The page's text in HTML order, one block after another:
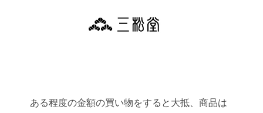
ある程度の金額の買い物をすると大抵、商品は